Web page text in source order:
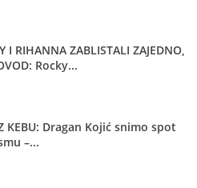
I RIHANNA ZABLISTALI ZAJEDNO,
Rocky...
KEBU: Dragan Kojić snimo spot
–...